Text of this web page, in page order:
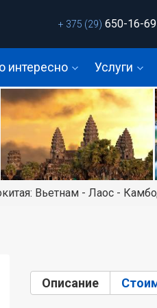
+ 375 (29) 650-16-69
интересно Услуги
Вьетнам - Лаос -
Описание